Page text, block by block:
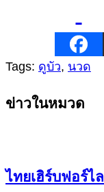
Tags: ดูบัว, นวด
Continue
ข่าวในหมวด
ไทยเฮิร์บฟอร์ไ